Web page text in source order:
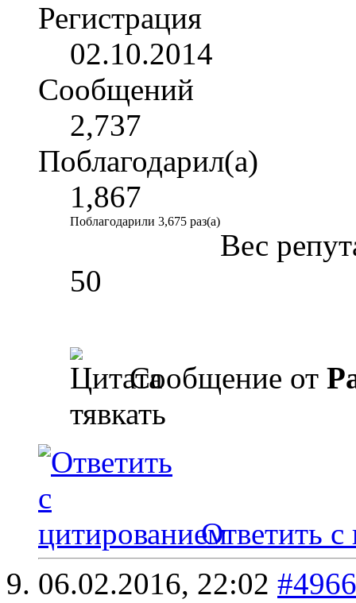
Регистрация
02.10.2014
Сообщений
2,737
Поблагодарил(а)
1,867
Поблагодарили 3,675 раз(а)
Вес
50
Сообщение от
тявкать
Ответить с
06.02.2016, 22:02 #4966